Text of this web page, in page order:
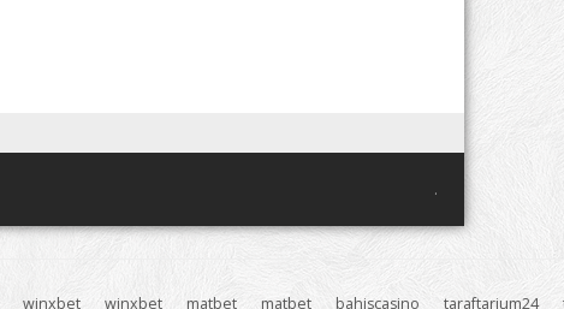
.
winxbet winxbet matbet matbet bahiscasino taraftarium24